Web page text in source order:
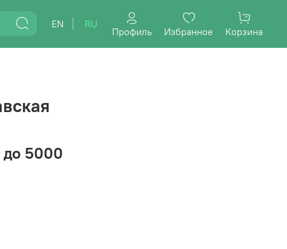
EN RU
Профиль Избранное Корзина
до 5000